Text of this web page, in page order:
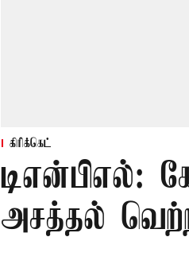
கிரிக்கெட்
டிஎன்பிஎல்:
அசத்தல்